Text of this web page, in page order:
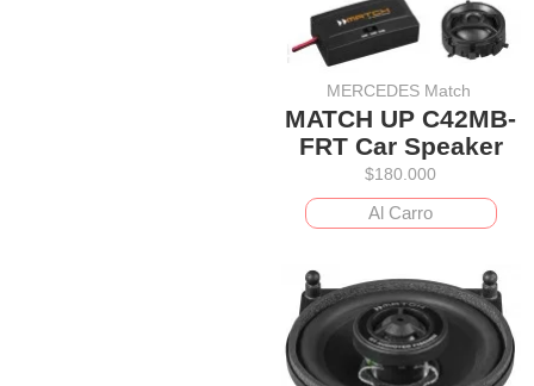
MERCEDES Match
MATCH UP C42MB-
FRT Car Speaker
$180.000
Al Carro